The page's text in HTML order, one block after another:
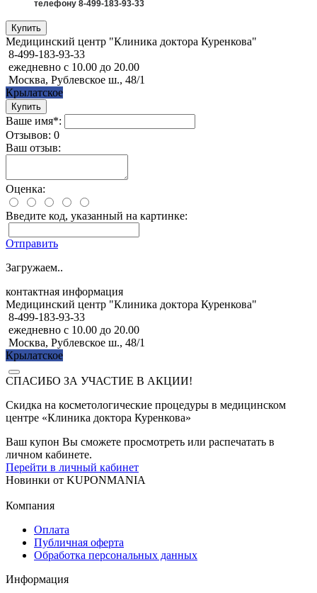
телефону 8-499-183-93-33
Медицинский центр "Клиника доктора Куренкова"
8-499-183-93-33
ежедневно с 10.00 до 20.00
Москва, Рублевское ш., 48/1
Крылатское
Ваше имя*:
Отзывов: 0
Ваш отзыв:
Оценка:
Введите код, указанный на картинке:
Отправить
Загружаем..
контактная информация
Медицинский центр "Клиника доктора Куренкова"
8-499-183-93-33
ежедневно с 10.00 до 20.00
Москва, Рублевское ш., 48/1
Крылатское
СПАСИБО ЗА УЧАСТИЕ В АКЦИИ!
Скидка на косметологические процедуры в медицинском
центре «Клиника доктора Куренкова»
Ваш купон Вы сможете просмотреть или распечатать в
личном кабинете.
Перейти в личный кабинет
Новинки от KUPONMANIA
Компания
Оплата
Публичная оферта
Обработка персональных данных
Информация